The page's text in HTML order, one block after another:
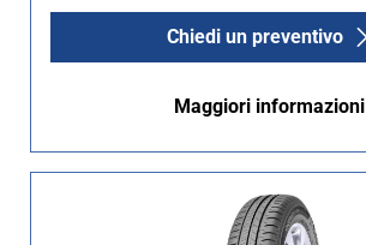
Chiedi un preventivo
Maggiori informazioni